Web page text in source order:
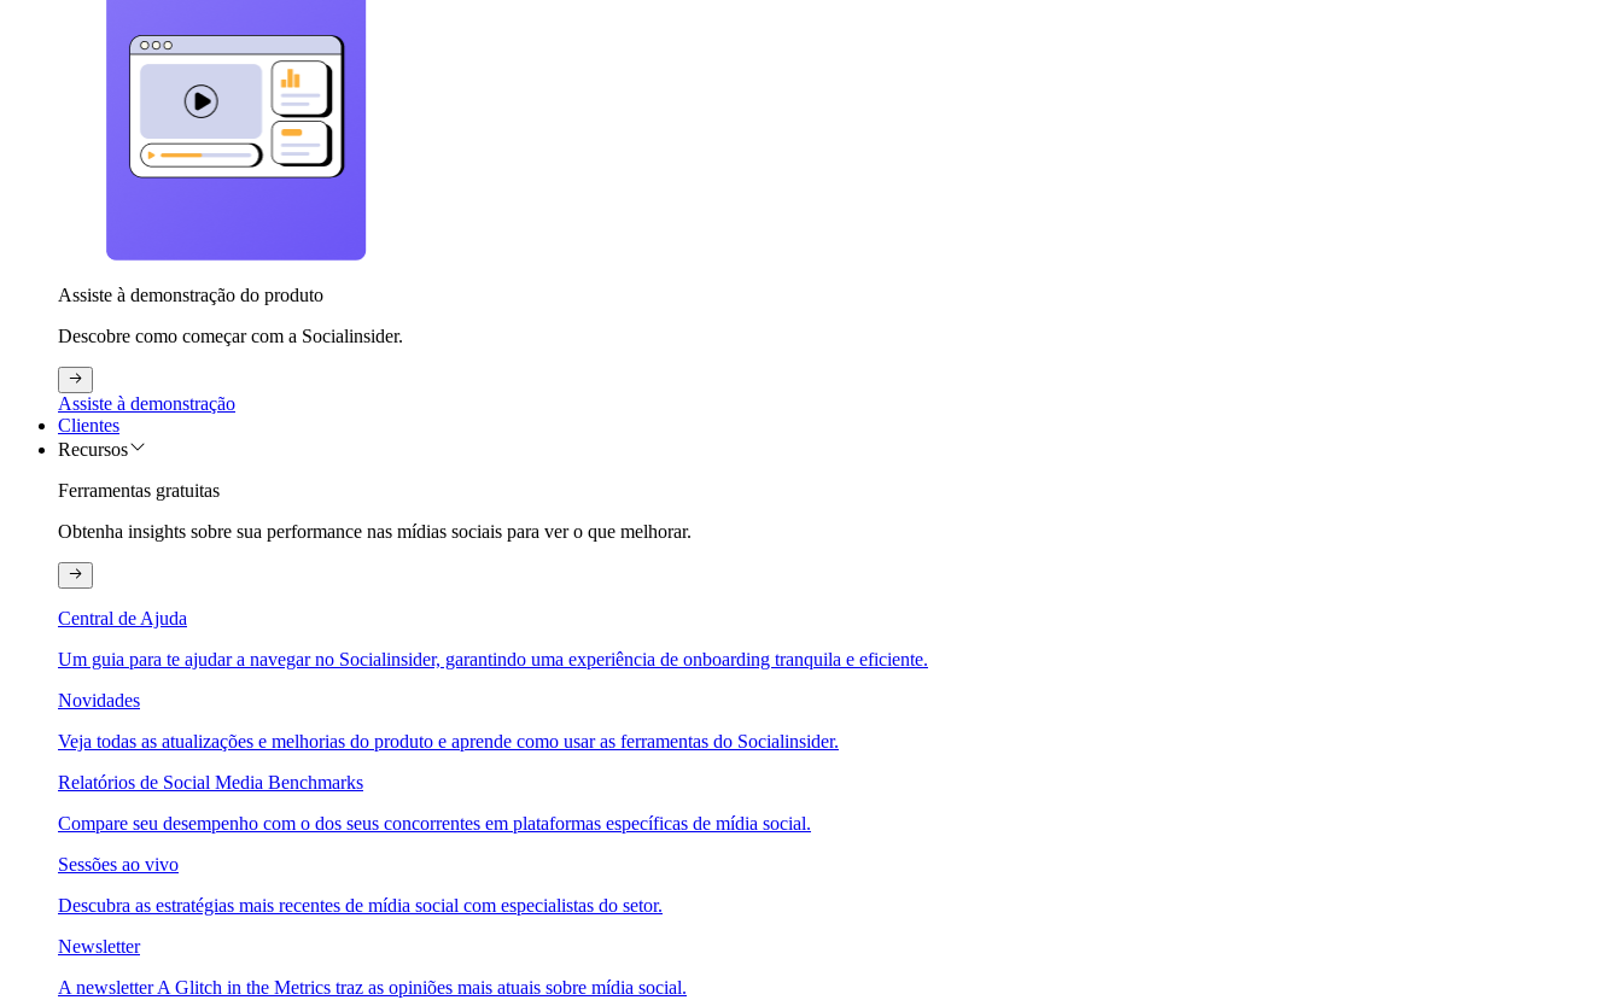
Assiste à demonstração do produto
Descobre como começar com a Socialinsider.
Assiste à demonstração
Clientes
Recursos
Ferramentas gratuitas
Obtenha insights sobre sua performance nas mídias sociais para ver o que melhorar.
Central de Ajuda
Um guia para te ajudar a navegar no Socialinsider, garantindo uma experiência de onboarding tranquila e eficiente.
Novidades
Veja todas as atualizações e melhorias do produto e aprende como usar as ferramentas do Socialinsider.
Relatórios de Social Media Benchmarks
Compare seu desempenho com o dos seus concorrentes em plataformas específicas de mídia social.
Sessões ao vivo
Descubra as estratégias mais recentes de mídia social com especialistas do setor.
Newsletter
A newsletter A Glitch in the Metrics traz as opiniões mais atuais sobre mídia social.